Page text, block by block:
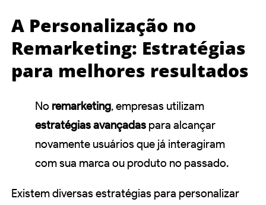
A Personalização no
Remarketing: Estratégias
para melhores resultados
No remarketing, empresas utilizam
estratégias avançadas para alcançar
novamente usuários que já interagiram
com sua marca ou produto no passado.
Existem diversas estratégias para personalizar